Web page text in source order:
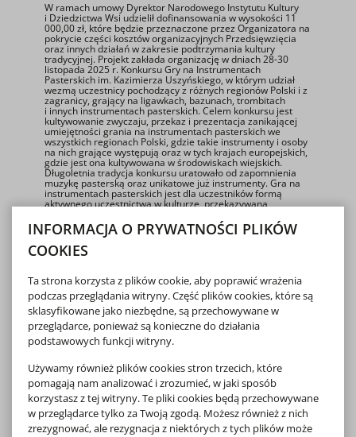
W ramach umowy Dyrektor Narodowego Instytutu Kultury
i Dziedzictwa Wsi udzielił dofinansowania w wysokości 11
000,00 zł, które będzie przeznaczone przez Organizatora na
pokrycie części kosztów organizacyjnych Przedsięwzięcia
oraz innych działań w zakresie podtrzymania kultury
tradycyjnej. Projekt zakłada organizację w dniach 28-30
listopada 2025 r. Konkursu Gry na Instrumentach
Pasterskich im. Kazimierza Uszyńskiego, w którym udział
wezmą uczestnicy pochodzący z różnych regionów Polski i z
zagranicy, grający na ligawkach, bazunach, trombitach
i innych instrumentach pasterskich. Celem konkursu jest
kultywowanie zwyczaju, przekaz i prezentacja zanikającej
umiejętności grania na instrumentach pasterskich we
wszystkich regionach Polski, gdzie takie instrumenty i osoby
na nich grające występują oraz w tych krajach europejskich,
gdzie jest ona kultywowana w środowiskach wiejskich.
Długoletnia tradycja konkursu uratowało od zapomnienia
muzykę pasterską oraz unikatowe już instrumenty. Gra na
instrumentach pasterskich jest dla uczestników formą
aktywnego uczestnictwa w kulturze, przekazywana
co wpisało się na stałe w życie kulturalne regionu.
Międzynarodowy zasięg konkursu podnosi jego rangę
i pozwala rok rocznie zapraszać kolejnych instrumentalistów
z różnych części Europy.
Strona internetowa Współorganizatora:
https://nikidw.edu.pl/
INFORMACJA O PRYWATNOŚCI PLIKÓW
COOKIES
Ta strona korzysta z plików cookie, aby poprawić wrażenia
podczas przeglądania witryny. Część plików cookies, które są
sklasyfikowane jako niezbędne, są przechowywane w
przeglądarce, ponieważ są konieczne do działania
podstawowych funkcji witryny.
Używamy również plików cookies stron trzecich, które
pomagają nam analizować i zrozumieć, w jaki sposób
korzystasz z tej witryny. Te pliki cookies będą przechowywane
w przeglądarce tylko za Twoją zgodą. Możesz również z nich
zrezygnować, ale rezygnacja z niektórych z tych plików może